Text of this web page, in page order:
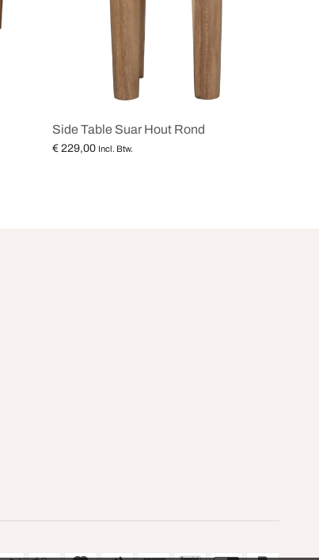
Side Table Suar Hout Rond
€ 229,00 Incl. Btw.